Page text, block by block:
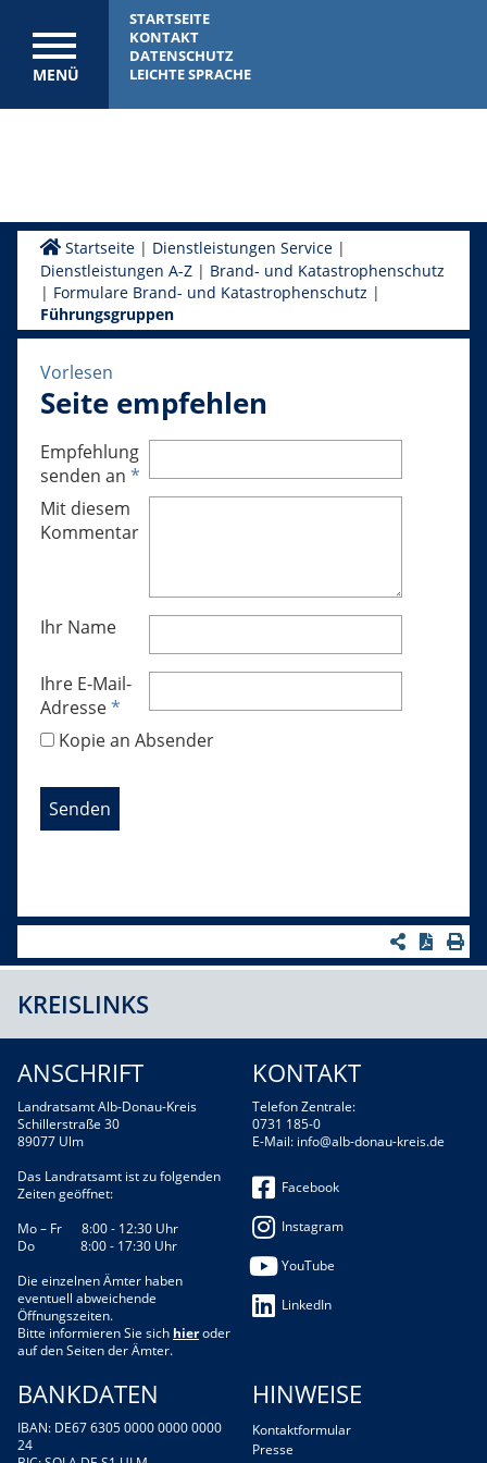
MENÜ
STARTSEITE
KONTAKT
DATENSCHUTZ
LEICHTE SPRACHE
Startseite| Dienstleistungen Service|
Dienstleistungen A-Z| Brand- und Katastrophenschutz
| Formulare Brand- und Katastrophenschutz |
Führungsgruppen
Vorlesen
Seite empfehlen
Empfehlung
senden an *
Mit diesem
Kommentar
Ihr Name
Ihre E-Mail-
Adresse*
Kopie an Absender
KREISLINKS
ANSCHRIFT
Landratsamt Alb-Donau-Kreis
Schillerstraße 30
89077 Ulm
Das Landratsamt ist zu folgenden
Zeiten geöffnet:
Mo – Fr 8:00 - 12:30 Uhr
Do 8:00 - 17:30 Uhr
Die einzelnen Ämter haben
eventuell abweichende
Öffnungszeiten.
Bitte informieren Sie sich hieroder
auf den Seiten der Ämter.
KONTAKT
Telefon Zentrale:
0731 185-0
E-Mail: info@alb-donau-kreis.de
Facebook
Instagram
YouTube
LinkedIn
BANKDATEN
IBAN: DE67 6305 0000 0000 0000
24
HINWEISE
Kontaktformular
Presse